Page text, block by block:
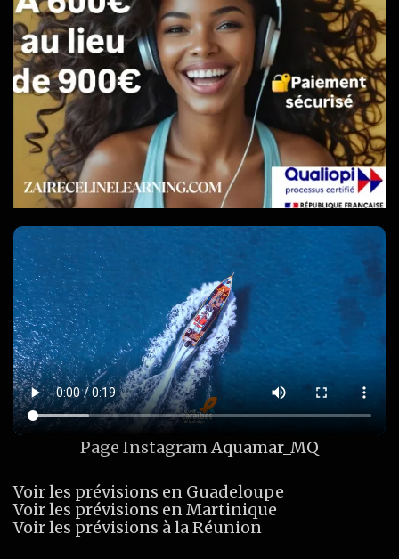
Page InstagramAquamar_MQ
Voir les prévisions en Guadeloupe
Voir les prévisions en Martinique
Voir les prévisions à la Réunion